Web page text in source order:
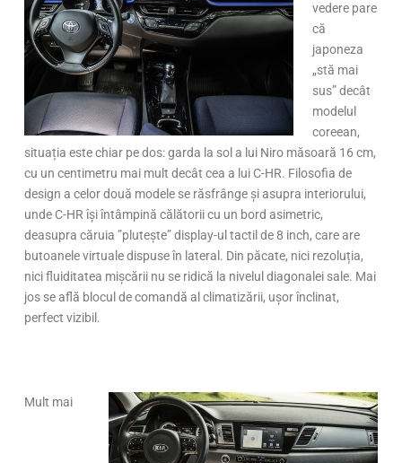
vedere pare
că
japoneza
„stă mai
sus” decât
modelul
coreean,
situația este chiar pe dos: garda la sol a lui Niro măsoară 16 cm,
cu un centimetru mai mult decât cea a lui C-HR. Filosofia de
design a celor două modele se răsfrânge și asupra interiorului,
unde C-HR își întâmpină călătorii cu un bord asimetric,
deasupra căruia ”plutește” display-ul tactil de 8 inch, care are
butoanele virtuale dispuse în lateral. Din păcate, nici rezoluția,
nici fluiditatea mișcării nu se ridică la nivelul diagonalei sale. Mai
jos se află blocul de comandă al climatizării, ușor înclinat,
perfect vizibil.
Mult mai